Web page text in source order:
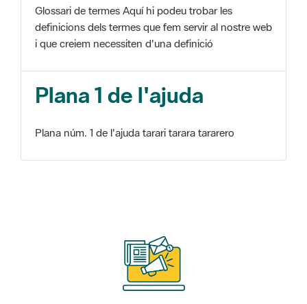
Glossari de termes Aquí hi podeu trobar les
definicions dels termes que fem servir al nostre web
i que creiem necessiten d'una definició
Plana 1 de l'ajuda
Plana núm. 1 de l'ajuda tarari tarara tararero